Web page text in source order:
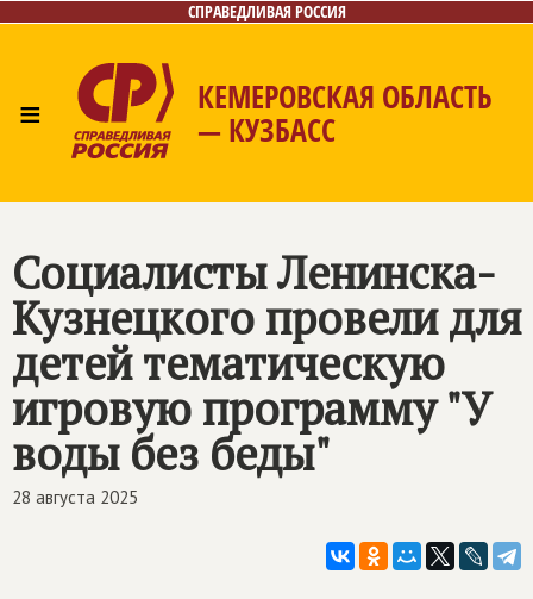
СПРАВЕДЛИВАЯ РОССИЯ
≡ КЕМЕРОВСКАЯ ОБЛАСТЬ
— КУЗБАСС
Газета
Социалисты Ленинска-
Кузнецкого провели для
детей тематическую
игровую программу "У
воды без беды"
28 августа 2025